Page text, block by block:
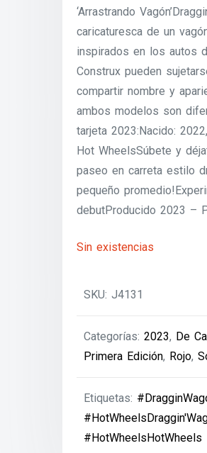
‘Arrastrando
caricaturesca de un
inspirados en los autos
Construx pueden
compartir nombre y
ambos modelos son
tarjeta 2023:Nacido:
Hot WheelsSúbete y
paseo en carreta estilo
pequeño
debutProducido 2023 –
Sin existencias
SKU:J4131
Categorías:2023, De
Primera Edición, Rojo,
Etiquetas:
#HotWheelsHotWheels